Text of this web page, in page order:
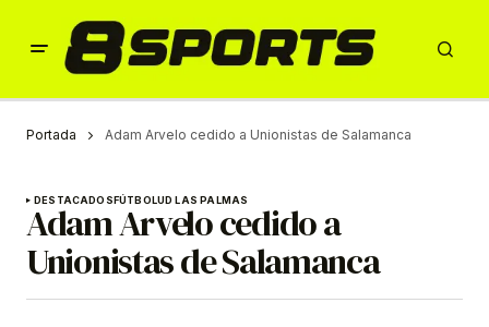
Portada Adam Arvelo cedido a Unionistas de Salamanca
DESTACADOSFÚTBOLUD LAS PALMAS
Adam Arvelo cedido a
Unionistas de Salamanca